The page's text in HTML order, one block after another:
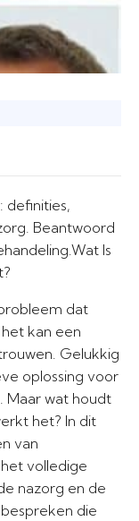
definities,
Beantwoord
Is
dat
kan een
Gelukkig
oplossing voor
Maar wat houdt
het? In dit
van
volledige
nazorg en de
die